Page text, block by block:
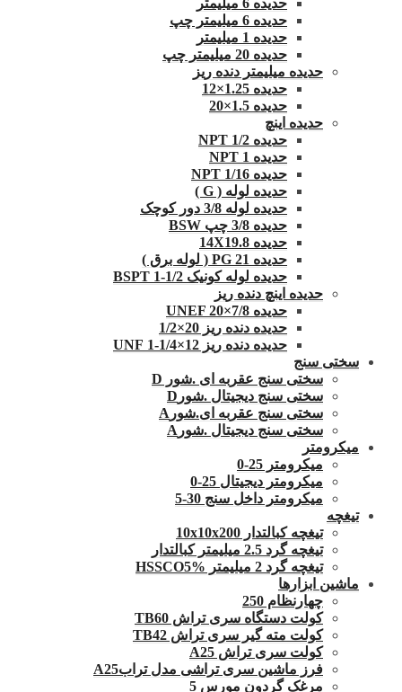
حدیده 6 میلیمتر
حدیده 6 میلیمتر چپ
حدیده 1 میلیمتر
حدیده 20 میلیمتر چپ
حدیده میلیمتر دنده ریز
حدیده 1.25×12
حدیده 1.5×20
حدیده اینچ
حدیده 1/2 NPT
حدیده NPT 1
حدیده 1/16 NPT
حدیده لوله ( G )
حدیده لوله 3/8 دور کوچک
حدیده 3/8 چپ BSW
حدیده 14X19.8
حدیده 21 PG ( لوله برق )
حدیده لوله کونیک 1/2-1 BSPT
حدیده اینچ دنده ریز
حدیده UNEF 20×7/8
حدیده دنده ریز 20×1/2
حدیده دنده ریز 12×1/4-1 UNF
سختی سنج
سختی سنج عقربه ای .شور D
سختی سنج دیجیتال .شورD
سختی سنج عقربه ای.شورA
سختی سنج دیجیتال .شورA
میکرومتر
میکرومتر 25-0
میکرومتر دیجیتال 25-0
میکرومتر داخل سنج 30-5
تیغچه
تیغچه کبالتدار 10x10x200
تیغچه گرد 2.5 میلیمتر کبالتدار
تیغچه گرد 2 میلیمتر HSSCO5%
ماشین ابزارها
چهارنظام 250
کولت دستگاه سری تراش TB60
کولت مته گیر سری تراش TB42
کولت سری تراش A25
فرز ماشین سری تراشی مدل ترابA25
مرغک گردون مورس 5